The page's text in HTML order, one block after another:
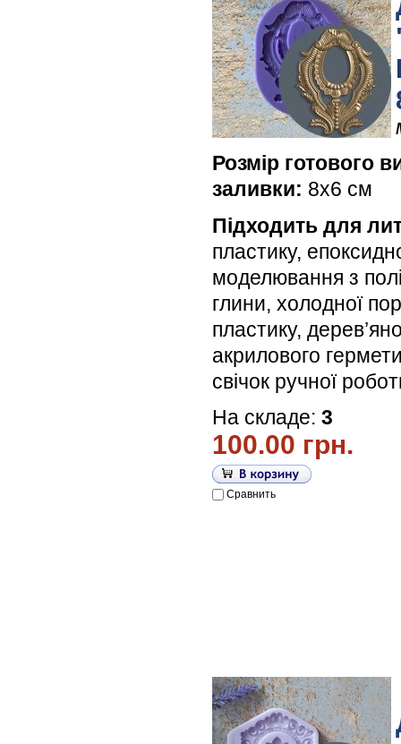
Розмір готового
заливки: 8х6 см
Підходить для
пластику,
моделювання з
глини, холодної
пластику,
акрилового
свічок ручної
На складе: 3
100.00 грн.
Сравнить